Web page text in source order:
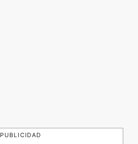
PUBLICIDAD